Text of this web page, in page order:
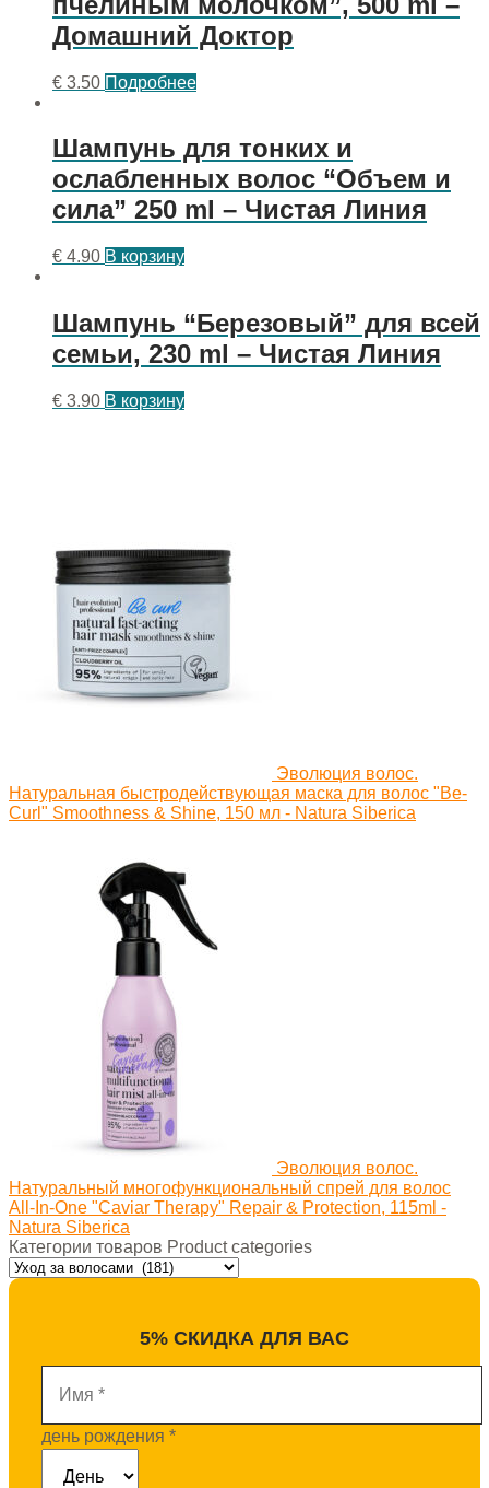
Домашний Доктор
€ 3.50 Подробнее
Шампунь для тонких и
ослабленных волос “Объем и
сила” 250 ml – Чистая Линия
€ 4.90 В корзину
Шампунь “Березовый” для всей
семьи, 230 ml – Чистая Линия
€ 3.90 В корзину
Эволюция волос.
Натуральная быстродействующая маска для волос "Be-
Curl" Smoothness & Shine, 150 мл - Natura Siberica
Эволюция волос.
Натуральный многофункциональный спрей для волос
All-In-One "Caviar Therapy" Repair & Protection, 115ml -
Natura Siberica
Категории товаров Product categories
5% СКИДКА ДЛЯ ВАС
день рождения *